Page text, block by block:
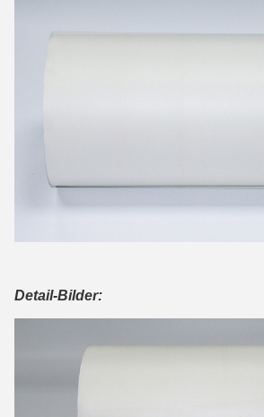
Detail-Bilder: